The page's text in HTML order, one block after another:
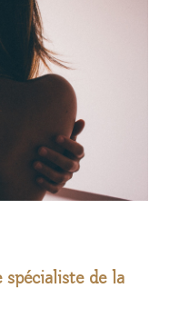
de la